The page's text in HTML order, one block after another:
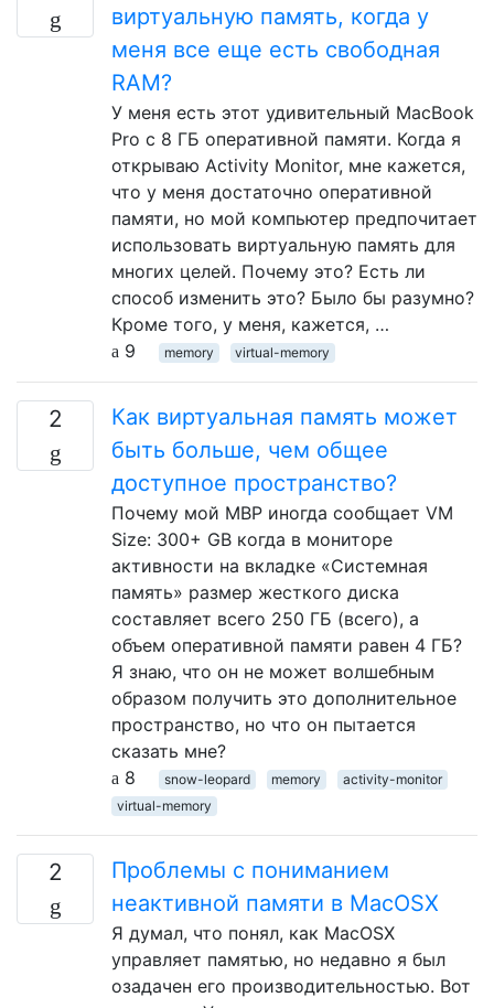
виртуальную память, когда у
меня все еще есть свободная
RAM?
У меня есть этот удивительный MacBook
Pro с 8 ГБ оперативной памяти. Когда я
открываю Activity Monitor, мне кажется,
что у меня достаточно оперативной
памяти, но мой компьютер предпочитает
использовать виртуальную память для
многих целей. Почему это? Есть ли
способ изменить это? Было бы разумно?
Кроме того, у меня, кажется, …
9
memory virtual-memory
2
Как виртуальная память может
быть больше, чем общее
доступное пространство?
Почему мой MBP иногда сообщает VM
Size: 300+ GB когда в мониторе
активности на вкладке «Системная
память» размер жесткого диска
составляет всего 250 ГБ (всего), а
объем оперативной памяти равен 4 ГБ?
Я знаю, что он не может волшебным
образом получить это дополнительное
пространство, но что он пытается
сказать мне?
8
snow-leopard memory
activity-monitor
virtual-memory
2
Проблемы с пониманием
неактивной памяти в MacOSX
Я думал, что понял, как MacOSX
управляет памятью, но недавно я был
озадачен его производительностью. Вот